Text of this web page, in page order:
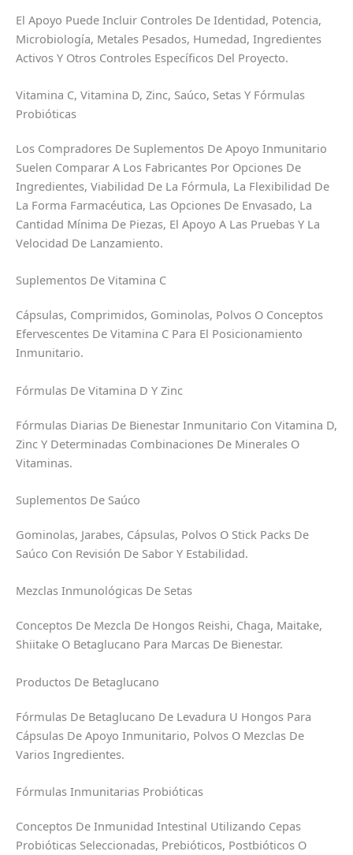
El Apoyo Puede Incluir Controles De Identidad, Potencia,
Microbiología, Metales Pesados, Humedad, Ingredientes
Activos Y Otros Controles Específicos Del Proyecto.
Vitamina C, Vitamina D, Zinc, Saúco, Setas Y Fórmulas
Probióticas
Los Compradores De Suplementos De Apoyo Inmunitario
Suelen Comparar A Los Fabricantes Por Opciones De
Ingredientes, Viabilidad De La Fórmula, La Flexibilidad De
La Forma Farmacéutica, Las Opciones De Envasado, La
Cantidad Mínima De Piezas, El Apoyo A Las Pruebas Y La
Velocidad De Lanzamiento.
Suplementos De Vitamina C
Cápsulas, Comprimidos, Gominolas, Polvos O Conceptos
Efervescentes De Vitamina C Para El Posicionamiento
Inmunitario.
Fórmulas De Vitamina D Y Zinc
Fórmulas Diarias De Bienestar Inmunitario Con Vitamina D,
Zinc Y Determinadas Combinaciones De Minerales O
Vitaminas.
Suplementos De Saúco
Gominolas, Jarabes, Cápsulas, Polvos O Stick Packs De
Saúco Con Revisión De Sabor Y Estabilidad.
Mezclas Inmunológicas De Setas
Conceptos De Mezcla De Hongos Reishi, Chaga, Maitake,
Shiitake O Betaglucano Para Marcas De Bienestar.
Productos De Betaglucano
Fórmulas De Betaglucano De Levadura U Hongos Para
Cápsulas De Apoyo Inmunitario, Polvos O Mezclas De
Varios Ingredientes.
Fórmulas Inmunitarias Probióticas
Conceptos De Inmunidad Intestinal Utilizando Cepas
Probióticas Seleccionadas, Prebióticos, Postbióticos O